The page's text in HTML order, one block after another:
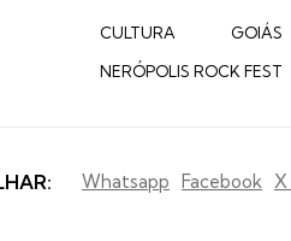
CULTURA GOIÁS
NERÓPOLIS ROCK FEST
Whatsapp Facebook